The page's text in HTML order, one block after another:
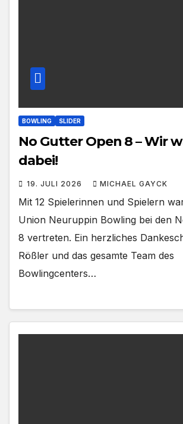
BOWLING SLIDER
No Gutter Open 8 – Wir
dabei!
19. JULI 2026 MICHAEL GAYCK
Mit 12 Spielerinnen und Spielern
Union Neuruppin Bowling bei den
8 vertreten. Ein herzliches
Rößler und das gesamte Team des
Bowlingcenters…